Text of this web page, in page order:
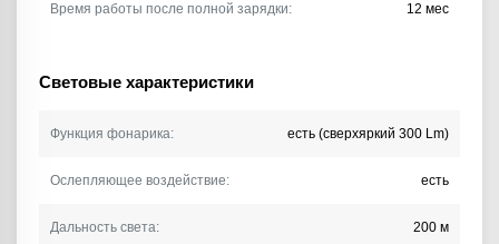
Время работы после полной зарядки: 12 мес
Световые характеристики
Функция фонарика: есть (сверхяркий 300 Lm)
Ослепляющее воздействие: есть
Дальность света: 200 м